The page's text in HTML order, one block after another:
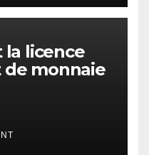
la licence
de monnaie